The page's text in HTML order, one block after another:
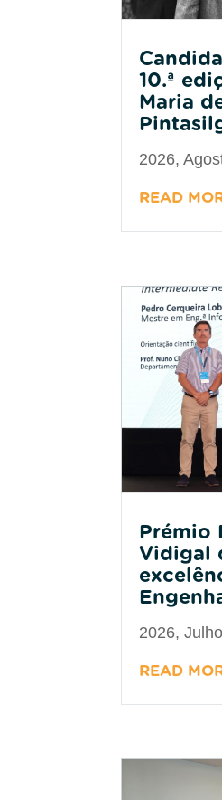
10.ª
Maria
2026,
READ
Prémio
Vidigal
2026,
READ